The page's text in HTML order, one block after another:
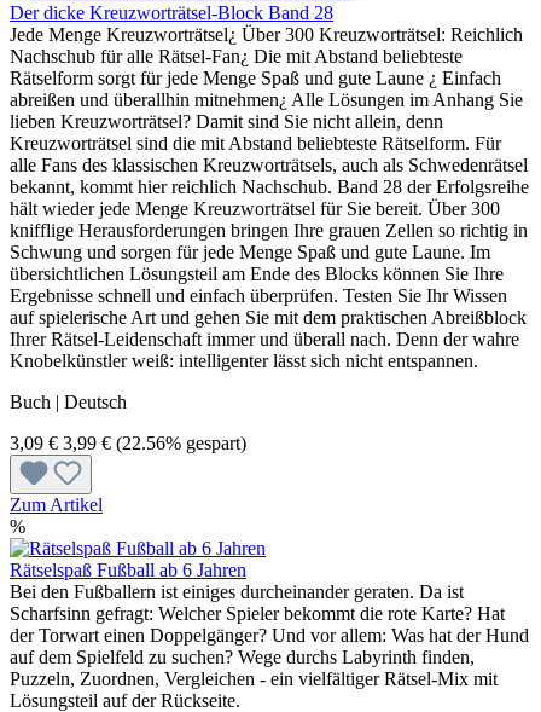
Der dicke Kreuzworträtsel-Block Band 28
Jede Menge Kreuzworträtsel¿ Über 300 Kreuzworträtsel: Reichlich
Nachschub für alle Rätsel-Fan¿ Die mit Abstand beliebteste
Rätselform sorgt für jede Menge Spaß und gute Laune ¿ Einfach
abreißen und überallhin mitnehmen¿ Alle Lösungen im Anhang Sie
lieben Kreuzworträtsel? Damit sind Sie nicht allein, denn
Kreuzworträtsel sind die mit Abstand beliebteste Rätselform. Für
alle Fans des klassischen Kreuzworträtsels, auch als Schwedenrätsel
bekannt, kommt hier reichlich Nachschub. Band 28 der Erfolgsreihe
hält wieder jede Menge Kreuzworträtsel für Sie bereit. Über 300
knifflige Herausforderungen bringen Ihre grauen Zellen so richtig in
Schwung und sorgen für jede Menge Spaß und gute Laune. Im
übersichtlichen Lösungsteil am Ende des Blocks können Sie Ihre
Ergebnisse schnell und einfach überprüfen. Testen Sie Ihr Wissen
auf spielerische Art und gehen Sie mit dem praktischen Abreißblock
Ihrer Rätsel-Leidenschaft immer und überall nach. Denn der wahre
Knobelkünstler weiß: intelligenter lässt sich nicht entspannen.
Buch | Deutsch
3,09 € 3,99 € (22.56% gespart)
Zum Artikel
%
Rätselspaß Fußball ab 6 Jahren
Bei den Fußballern ist einiges durcheinander geraten. Da ist
Scharfsinn gefragt: Welcher Spieler bekommt die rote Karte? Hat
der Torwart einen Doppelgänger? Und vor allem: Was hat der Hund
auf dem Spielfeld zu suchen? Wege durchs Labyrinth finden,
Puzzeln, Zuordnen, Vergleichen - ein vielfältiger Rätsel-Mix mit
Lösungsteil auf der Rückseite.